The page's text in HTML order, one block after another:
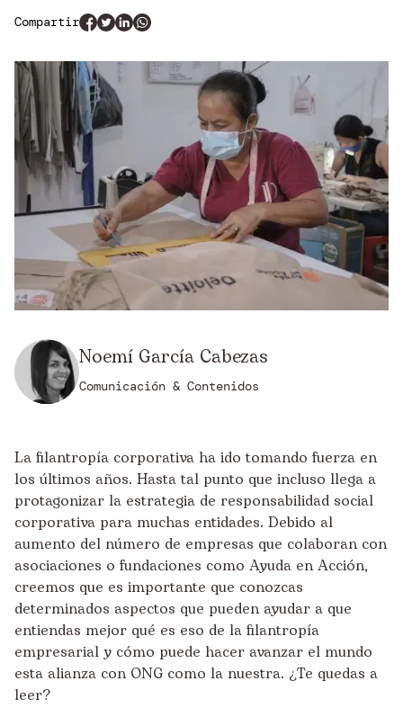
Compartir
Noemí García Cabezas
Comunicación & Contenidos
La filantropía corporativa ha ido tomando fuerza en
los últimos años. Hasta tal punto que incluso llega a
protagonizar la estrategia de responsabilidad social
corporativa para muchas entidades. Debido al
aumento del número de empresas que colaboran con
asociaciones o fundaciones como Ayuda en Acción,
creemos que es importante que conozcas
determinados aspectos que pueden ayudar a que
entiendas mejor qué es eso de la filantropía
empresarial y cómo puede hacer avanzar el mundo
esta alianza con ONG como la nuestra. ¿Te quedas a
leer?